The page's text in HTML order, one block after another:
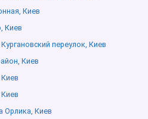
Киев
Киев
переулок, Киев
Киев
Орлика, Киев